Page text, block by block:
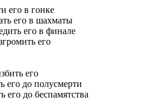
его в гонке
его в шахматы
его в финале
его
его
его до полусмерти
его до беспамятства